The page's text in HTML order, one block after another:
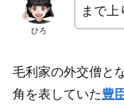
ひろ
まで上
毛利家の外交僧と
角を表していた豊